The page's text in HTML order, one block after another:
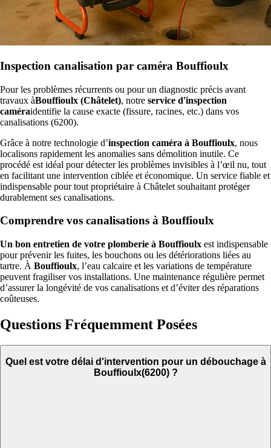
Inspection canalisation par caméra Bouffioulx
Pour les problèmes récurrents ou pour un diagnostic précis avant
travaux àBouffioulx (Châtelet), notre service d'inspection
caméraidentifie la cause exacte (fissure, racines, etc.) dans vos
canalisations (6200).
Grâce à notre technologie d’inspection caméra à Bouffioulx, nous
localisons rapidement les anomalies sans démolition inutile. Ce
procédé est idéal pour détecter les problèmes invisibles à l’œil nu, tout
en facilitant une intervention ciblée et économique. Un service fiable et
indispensable pour tout propriétaire à Châtelet souhaitant protéger
durablement ses canalisations.
Comprendre vos canalisations à Bouffioulx
Un bon entretien de votre plomberie à Bouffioulx est indispensable
pour prévenir les fuites, les bouchons ou les détériorations liées au
tartre. À Bouffioulx, l’eau calcaire et les variations de température
peuvent fragiliser vos installations. Une maintenance régulière permet
d’assurer la longévité de vos canalisations et d’éviter des réparations
coûteuses.
Questions Fréquemment Posées
Quel est votre délai d'intervention pour un débouchage à
Bouffioulx(6200) ?